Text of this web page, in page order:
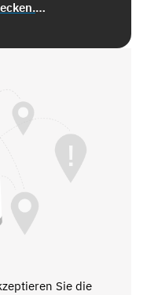
umweltamt@saarbruecken.de
Sie die